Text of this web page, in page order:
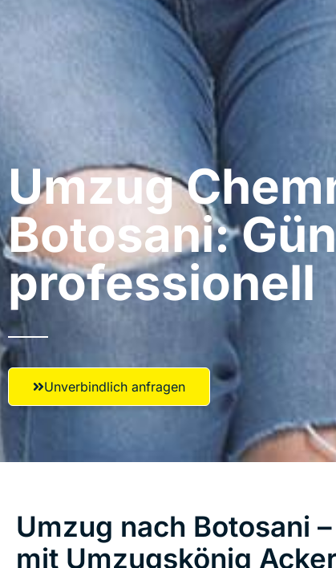
Umzug
Botosani:
professionell​
Unverbindlich anfragen
Umzug nach Botosani
mit Umzugskönig